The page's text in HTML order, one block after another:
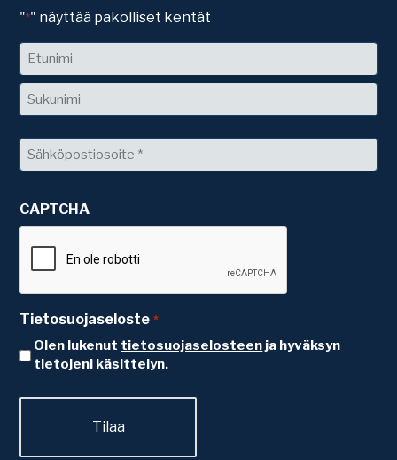
"*" näyttää pakolliset kentät
Nimi
Etunimi
Sähköposti
CAPTCHA
Tietosuojaseloste *
Olen lukenut tietosuojaselosteen ja hyväksyn
tietojeni käsittelyn.